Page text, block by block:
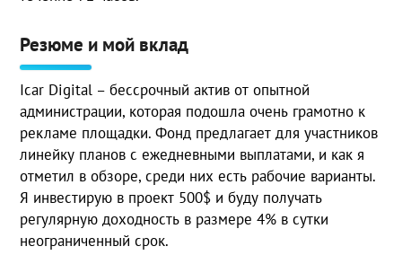
Резюме и мой вклад
Icar Digital – бессрочный актив от опытной
администрации, которая подошла очень грамотно к
рекламе площадки. Фонд предлагает для участников
линейку планов с ежедневными выплатами, и как я
отметил в обзоре, среди них есть рабочие варианты.
Я инвестирую в проект 500$ и буду получать
регулярную доходность в размере 4% в сутки
неограниченный срок.